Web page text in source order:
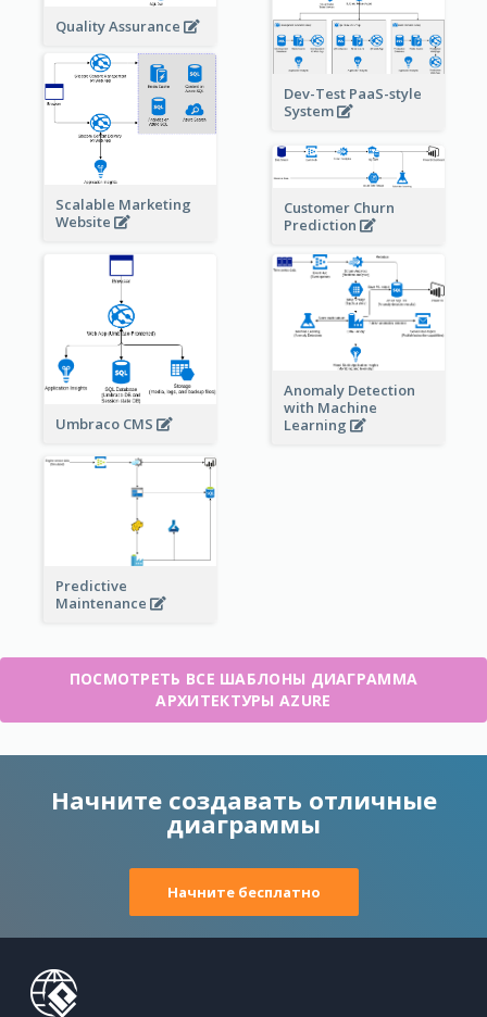
Quality Assurance
Dev-Test PaaS-style
System
Scalable Marketing
Website
Customer Churn
Prediction
Umbraco CMS
Anomaly Detection
with Machine
Learning
Predictive
Maintenance
ПОСМОТРЕТЬ ВСЕ ШАБЛОНЫ ДИАГРАММА
АРХИТЕКТУРЫ AZURE
Начните создавать отличные
диаграммы
Начните бесплатно